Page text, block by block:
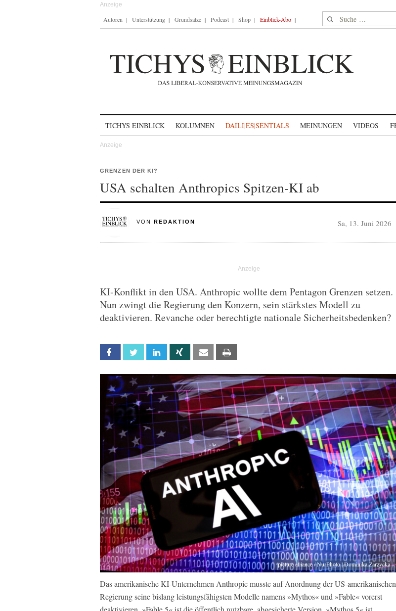
Autoren Unterstützung Grundsätze Podcast Shop Einblick-Abo Suche nach:
TICHYS EINBLICK KOLUMNEN DAILI|ES|SENTIALS MEINUNGEN VIDEOS
GRENZEN DER KI?
USA schalten Anthropics Spitzen-KI ab
VON REDAKTION Sa, 13. Juni 2026
KI-Konflikt in den USA. Anthropic wollte dem Pentagon Grenzen setzen.
Nun zwingt die Regierung den Konzern, sein stärkstes Modell zu
deaktivieren. Revanche oder berechtigte nationale Sicherheitsbedenken?
Facebook Twitter Linkedin Xing Email
picture alliance / NurPhoto | Dominika Zarzycka
Das amerikanische KI-Unternehmen Anthropic musste auf Anordnung der US-amerikanischen
Regierung seine bislang leistungsfähigsten Modelle namens »Mythos« und »Fable« vorerst